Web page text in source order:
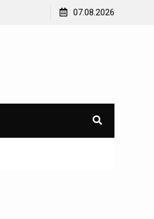
росіяни обстріляли будинок
07.08.2026